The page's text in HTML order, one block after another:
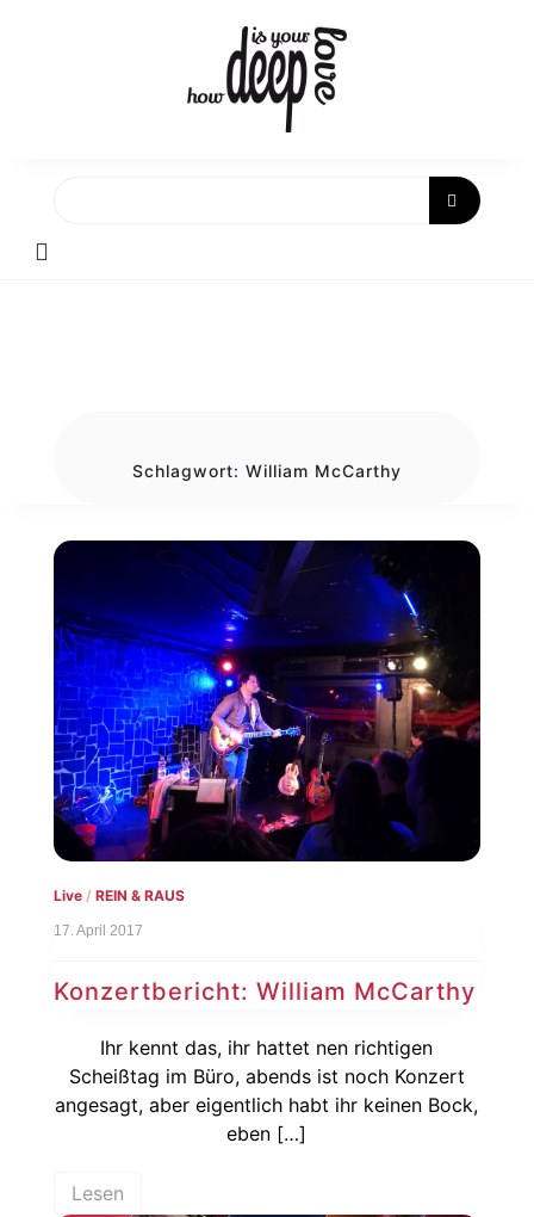
Schlagwort: William McCarthy
Live/ REIN & RAUS
17. April 2017
Konzertbericht: William McCarthy
Ihr kennt das, ihr hattet nen richtigen
Scheißtag im Büro, abends ist noch Konzert
angesagt, aber eigentlich habt ihr keinen Bock,
eben […]
Lesen